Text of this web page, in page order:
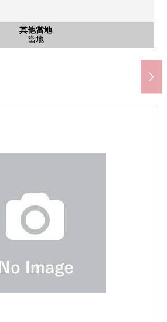
其他當地
當地
其他當地
當地
其他當地
當地
其他當地
當地
其他當地
當地
含有前面道路的外觀
含有前面道路的外觀
含有前面道路的外觀
含有前面道路的外觀
立川幸小學(約620m)
立川第4中學(約210m)